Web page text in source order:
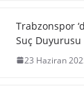
Trabzonspor
Suç Duyurusu
23 Haziran